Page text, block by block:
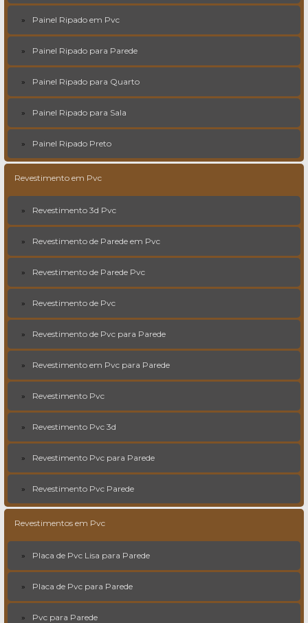
Painel Ripado em Pvc
Painel Ripado para Parede
Painel Ripado para Quarto
Painel Ripado para Sala
Painel Ripado Preto
Revestimento em Pvc
Revestimento 3d Pvc
Revestimento de Parede em Pvc
Revestimento de Parede Pvc
Revestimento de Pvc
Revestimento de Pvc para Parede
Revestimento em Pvc para Parede
Revestimento Pvc
Revestimento Pvc 3d
Revestimento Pvc para Parede
Revestimento Pvc Parede
Revestimentos em Pvc
Placa de Pvc Lisa para Parede
Placa de Pvc para Parede
Pvc para Parede